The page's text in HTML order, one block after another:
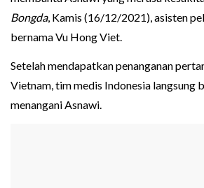
Bongda, Kamis (16/12/2021), asisten
bernama Vu Hong Viet.
Setelah mendapatkan penanganan
Vietnam, tim medis Indonesia langsung
menangani Asnawi.